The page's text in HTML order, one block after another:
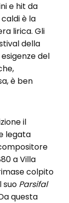
e hit da
è la
lirica. Gli
della
del
è ben
il
legata
a Villa
colpito
suo Parsifal
questa